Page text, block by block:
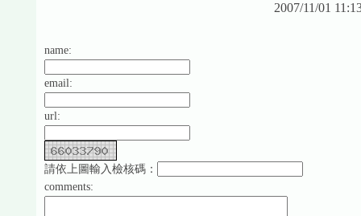
2007/11/01
name:
email:
url:
請依上圖輸入檢核碼：
comments: